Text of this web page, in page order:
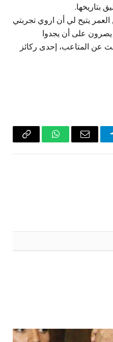
بتاريخها.
يتيح لي أن اروي تجربتي
يصرون على أن يجدوا
عن المتاعب، إحدى ركائز
البريد
واتسابCopy